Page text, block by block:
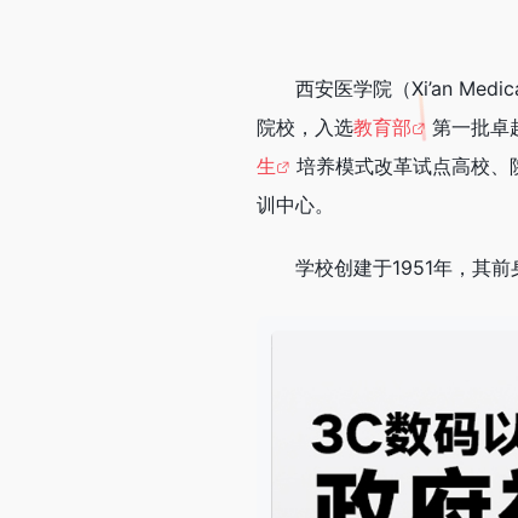
西安医学院（Xi’an
院校，入选教育部 第一批卓
生
培养模式改革试点高校、
训中心。
学校创建于1951年，其前